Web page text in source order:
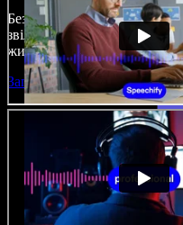
Без складного навчання й
звільняються від
життя будь-які ідеї.
Запустити Studio